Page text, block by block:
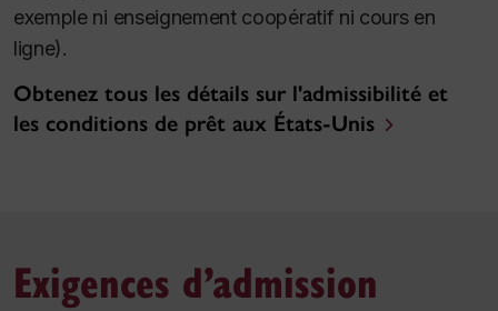
exemple ni enseignement coopératif ni cours en
ligne).
Obtenez tous les détails sur l'admissibilité et
les conditions de prêt aux États-Unis
Exigences d’admission